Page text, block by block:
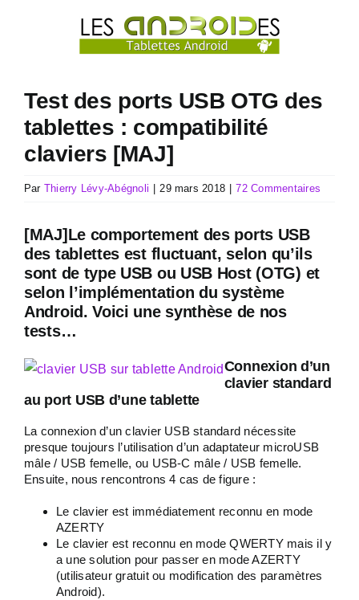
Test des ports USB OTG des
tablettes : compatibilité
claviers [MAJ]
Par Thierry Lévy-Abégnoli 29 mars 2018 72 Commentaires
[MAJ]Le comportement des ports USB
des tablettes est fluctuant, selon qu’ils
sont de type USB ou USB Host (OTG) et
selon l’implémentation du système
Android. Voici une synthèse de nos
tests…
Connexion d’un
clavier standard
au port USB d’une tablette
La connexion d’un clavier USB standard nécessite
presque toujours l’utilisation d’un adaptateur microUSB
mâle / USB femelle, ou USB-C mâle / USB femelle.
Ensuite, nous rencontrons 4 cas de figure :
Le clavier est immédiatement reconnu en mode
AZERTY
Le clavier est reconnu en mode QWERTY mais il y
a une solution pour passer en mode AZERTY
(utilisateur gratuit ou modification des paramètres
Android).